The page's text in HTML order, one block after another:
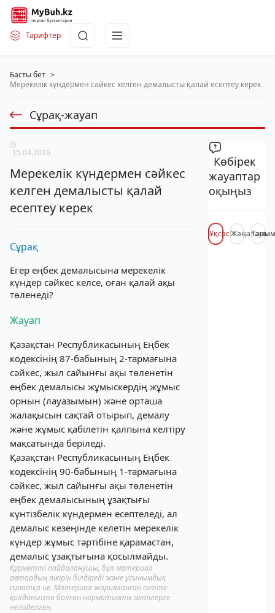
Тарифтер
Басты бет >
Мерекелік күндермен сәйкес келген демалысты қалай есептеу керек
Сұрақ-жауап
15.04.2026
Мерекелік күндермен сәйкес
келген демалысты қалай
есептеу керек
Сұрақ
Егер еңбек демалысына мерекелік
күндер сәйкес келсе, оған қалай ақы
төленеді?
Жауап
Қазақстан Республикасының Еңбек
кодексінің 87-бабының 2-тармағына
сәйкес, жыл сайынғы ақы төленетін
еңбек демалысы жұмыскердің жұмыс
орнын (лауазымын) және орташа
жалақысын сақтай отырып, демалу
және жұмыс қабілетін қалпына келтіру
мақсатында беріледі.
Қазақстан Республикасының Еңбек
кодексінің 90-бабының 1-тармағына
сәйкес, жыл сайынғы ақы төленетін
еңбек демалысының ұзақтығы
күнтізбелік күндермен есептеледі, ал
демалыс кезеңінде келетін мерекелік
күндер жұмыс тәртібіне қарамастан,
демалыс ұзақтығына қосылмайды.
Құрметті пайдаланушы, бұл материал
автордың пікірін білдіреді және ұсынымдық
сипатқа ие. Материал жарияланған сәтте
қолданыста болған нормативтік актілерге
негізделген.
Көбірек
жауаптар
оқыңыз
ҰқсасЖаңалары